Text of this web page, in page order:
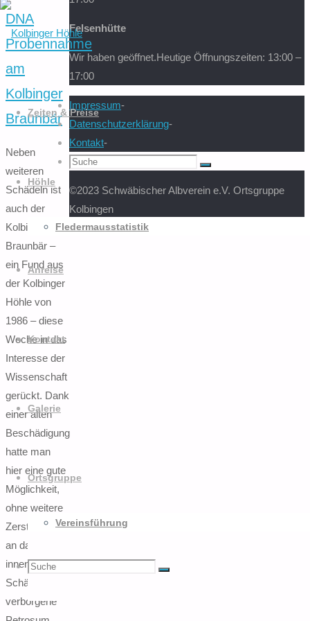
nach:
Zum
springen
Zeiten & Preise
Höhle
Fledermausstatistik
Anreise
Kontakt
Galerie
Ortsgruppe
Vereinsführung
Suche
Suchen
Suche
DNA
Probennahme
am
Kolbinger
Braunbär
Neben
weiteren
Schädeln ist
auch der
Kolbinger
Braunbär –
ein Fund aus
der Kolbinger
Höhle von
1986 – diese
Woche in das
Interesse der
Wissenschaft
gerückt. Dank
einer alten
Beschädigung
hatte man
hier eine gute
Möglichkeit,
ohne weitere
Zerstörungen
an das sonst
innen im
Schädel
verborgene
Felsenhütte
Wir haben geöffnet.Heutige Öffnungszeiten: 13:00 –
17:00
Impressum-
Datenschutzerklärung-
Kontakt-
Suchen
Suche
©2023 Schwäbischer Albverein e.V. Ortsgruppe
Kolbingen
PRÄSENTIERT VON
Zurück